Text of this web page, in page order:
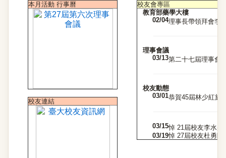
本月活動 行事曆
校友連結
校友會專區
教育部藥學大樓
02/04理事長帶領拜會李
理事會議
03/13第二十七屆理事會
校友動態
03/01恭賀45屆林少紅於
03/15悼 21屆校友李水
03/19悼 27屆校友杜勇隆